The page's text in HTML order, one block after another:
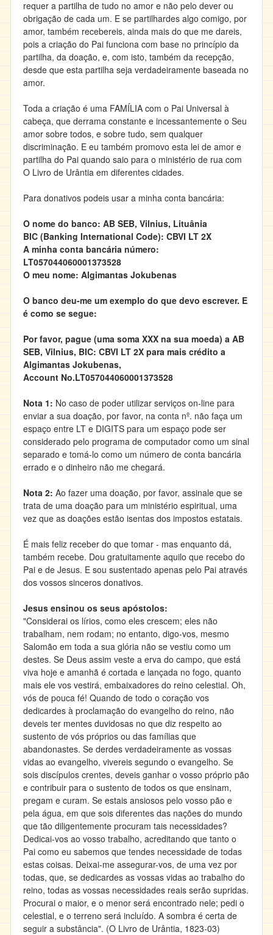
requer a partilha de tudo no amor e não pelo dever ou
obrigação de cada um. E se partilhardes algo comigo, por
amor, também recebereis, ainda mais do que me dareis,
pois a criação do Pai funciona com base no princípio da
partilha, da doação, e, com isto, também da recepção,
desde que esta partilha seja verdadeiramente baseada no
amor.
Toda a criação é uma FAMÍLIA com o Pai Universal à
cabeça, que derrama constante e incessantemente o Seu
amor sobre todos, e sobre tudo, sem qualquer
discriminação. E eu também promovo esta lei de amor e
partilha do Pai quando saio para o ministério de rua com
O Livro de Urântia em diferentes cidades.
Para donativos podeis usar a minha conta bancária:
O nome do banco: AB SEB, Vilnius, Lituânia
BIC (Banking International Code): CBVI LT 2X
A minha conta bancária número:
LT057044060001373528
O meu nome: Algimantas Jokubenas
O banco deu-me um exemplo do que devo escrever. E
é como se segue:
Por favor, pague (uma soma XXX na sua moeda) a AB
SEB, Vilnius, BIC: CBVI LT 2X para mais crédito a
Algimantas Jokubenas,
Account No.LT057044060001373528
Nota 1: No caso de poder utilizar serviços on-line para
enviar a sua doação, por favor, na conta nº. não faça um
espaço entre LT e DIGITS para um espaço pode ser
considerado pelo programa de computador como um sinal
separado e tomá-lo como um número de conta bancária
errado e o dinheiro não me chegará.
Nota 2: Ao fazer uma doação, por favor, assinale que se
trata de uma doação para um ministério espiritual, uma
vez que as doações estão isentas dos impostos estatais.
É mais feliz receber do que tomar - mas enquanto dá,
também recebe. Dou gratuitamente aquilo que recebo do
Pai e de Jesus. E sou sustentado apenas pelo Pai através
dos vossos sinceros donativos.
Jesus ensinou os seus apóstolos:
"Considerai os lírios, como eles crescem; eles não
trabalham, nem rodam; no entanto, digo-vos, mesmo
Salomão em toda a sua glória não se vestiu como um
destes. Se Deus assim veste a erva do campo, que está
viva hoje e amanhã é cortada e lançada no fogo, quanto
mais ele vos vestirá, embaixadores do reino celestial. Oh,
vós de pouca fé! Quando de todo o coração vos
dedicardes à proclamação do evangelho do reino, não
deveis ter mentes duvidosas no que diz respeito ao
sustento de vós próprios ou das famílias que
abandonastes. Se derdes verdadeiramente as vossas
vidas ao evangelho, vivereis segundo o evangelho. Se
sois discípulos crentes, deveis ganhar o vosso próprio pão
e contribuir para o sustento de todos os que ensinam,
pregam e curam. Se estais ansiosos pelo vosso pão e
pela água, em que sois diferentes das nações do mundo
que tão diligentemente procuram tais necessidades?
Dedicai-vos ao vosso trabalho, acreditando que tanto o
Pai como eu sabemos que tendes necessidade de todas
estas coisas. Deixai-me assegurar-vos, de uma vez por
todas, que, se dedicardes as vossas vidas ao trabalho do
reino, todas as vossas necessidades reais serão supridas.
Procurai o maior, e o menor será encontrado nele; pedi o
celestial, e o terreno será incluído. A sombra é certa de
seguir a substância". (O Livro de Urântia, 1823-03)